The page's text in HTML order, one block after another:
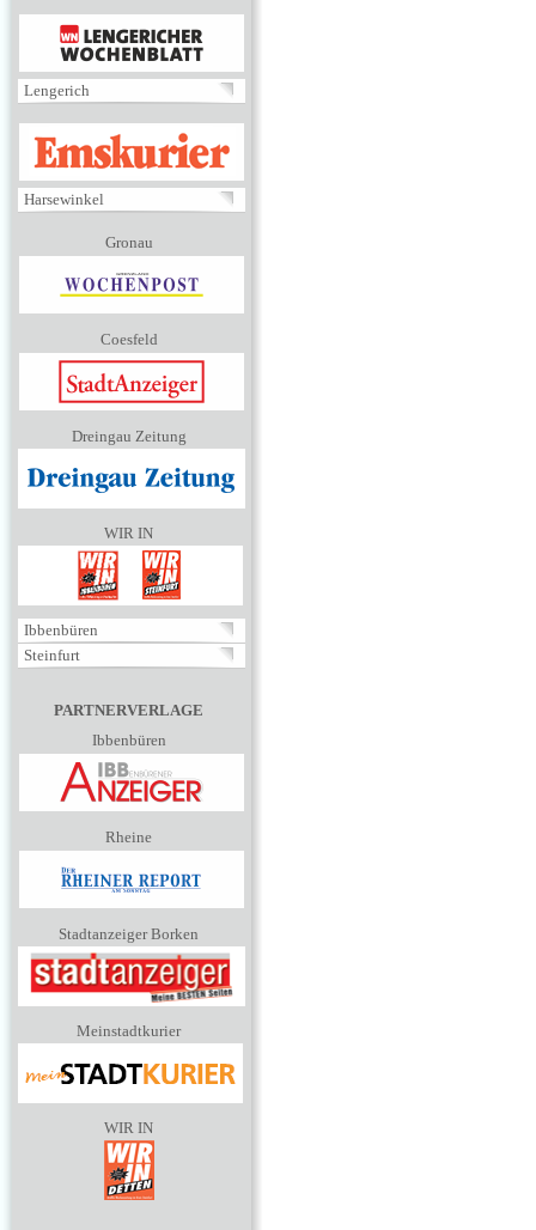
MENÜ
Lengerich
EMSKURIER
Harsewinkel
Gronau
Coesfeld
Dreingau Zeitung
WIR IN
Ibbenbüren
Steinfurt
PARTNERVERLAGE
Ibbenbüren
Rheine
Stadtanzeiger Borken
Meinstadtkurier
WIR IN